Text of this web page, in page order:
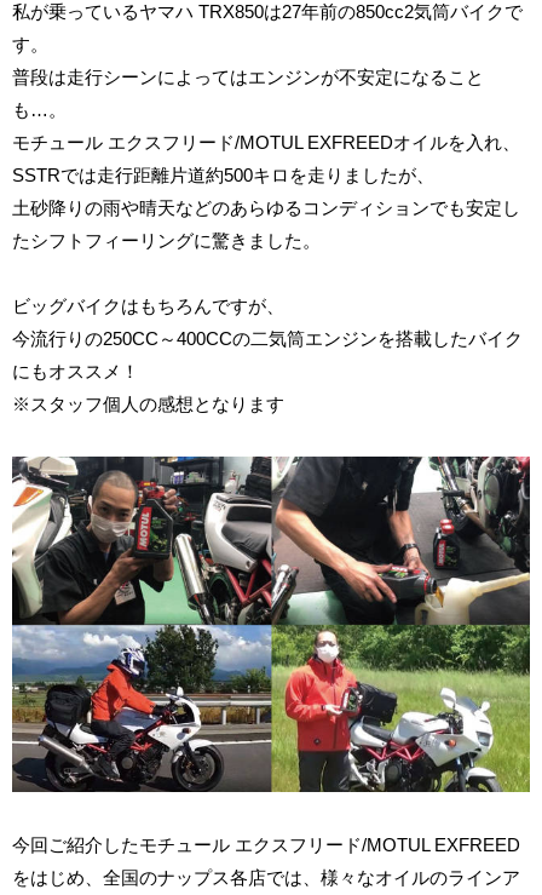
私が乗っているヤマハ TRX850は27年前の850cc2気筒バイクで
す。
普段は走行シーンによってはエンジンが不安定になること
も…。
モチュール エクスフリード/MOTUL EXFREEDオイルを入れ、
SSTRでは走行距離片道約500キロを走りましたが、
土砂降りの雨や晴天などのあらゆるコンディションでも安定し
たシフトフィーリングに驚きました。
ビッグバイクはもちろんですが、
今流行りの250CC～400CCの二気筒エンジンを搭載したバイク
にもオススメ！
※スタッフ個人の感想となります
今回ご紹介したモチュール エクスフリード/MOTUL EXFREED
をはじめ、全国のナップス各店では、様々なオイルのラインア